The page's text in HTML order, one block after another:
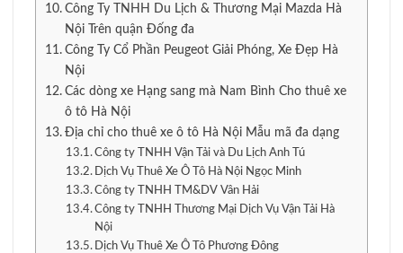
Công Ty TNHH Du Lịch & Thương Mại Mazda Hà
Nội Trên quận Đống đa
Công Ty Cổ Phần Peugeot Giải Phóng, Xe Đẹp Hà
Nội
Các dòng xe Hạng sang mà Nam Bình Cho thuê xe
ô tô Hà Nội
Địa chỉ cho thuê xe ô tô Hà Nội Mẫu mã đa dạng
Công ty TNHH Vận Tải và Du Lịch Anh Tú
Dịch Vụ Thuê Xe Ô Tô Hà Nội Ngọc Minh
Công ty TNHH TM&DV Vân Hải
Công ty TNHH Thương Mại Dịch Vụ Vận Tải Hà
Nội
Dịch Vụ Thuê Xe Ô Tô Phương Đông